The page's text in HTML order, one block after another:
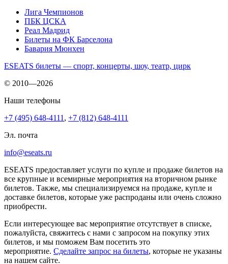
Лига Чемпионов
ПБК ЦСКА
Реал Мадрид
Билеты на ФК Барселона
Бавария Мюнхен
ESEATS билеты — спорт, концерты, шоу, театр, цирк
© 2010—2026
Наши телефоны
+7 (495) 648-4111 , +7 (812) 648-4111
Эл. почта
info@eseats.ru
ESEATS предоставляет услуги по купле и продаже билетов на
все крупные и всемирные мероприятия на вторичном рынке
билетов. Также, мы специализируемся на продаже, купле и
доставке билетов, которые уже распроданы или очень сложно
приобрести.
Если интересующее вас мероприятие отсутствует в списке,
пожалуйста, свяжитесь с нами с запросом на покупку этих
билетов, и мы поможем Вам посетить это
мероприятие. Cделайте запрос на билеты, которые не указаны
на нашем сайте.